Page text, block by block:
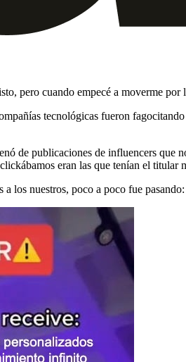
pero cuando empecé a moverme
tecnológicas fueron
de publicaciones de influencers que
eran las que tenían el titular
los nuestros, poco a poco fue